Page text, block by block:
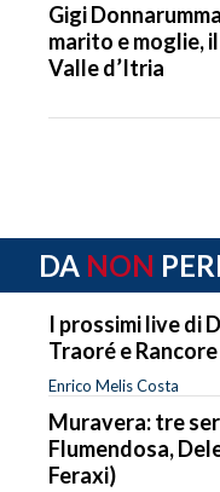
Gigi
marito e moglie,
Valle d’Itria
DA NON
I prossimi live di
Traoré e Rancore
Enrico Melis Costa
Muravera: tre
Flumendosa,
Feraxi)